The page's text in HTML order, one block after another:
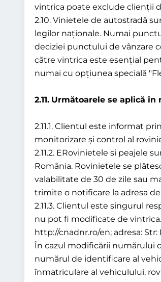
vintrica poate exclude clienții
2.10. Vinietele de autostradă
legilor naționale. Numai
deciziei punctului de vânzare
către vintrica este esențial
numai cu opțiunea specială
2.11. Următoarele se aplică în
2.11.1. Clientul este informat
monitorizare și control al
2.11.2. ERovinietele si peajele
România. Rovinietele se
valabilitate de 30 de zile sau
trimite o notificare la adresa
2.11.3. Clientul este singurul
nu pot fi modificate de
http://cnadnr.ro/en; adresa:
În cazul modificării numărului
numărul de identificare al
înmatriculare al vehiculului,